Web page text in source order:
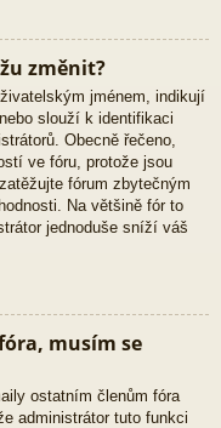
změnit?
jménem, indikují
slouží k identifikaci
Obecně řečeno,
ve fóru, protože jsou
fórum zbytečným
Na většině fór to
jednoduše sníží váš
musím se
ostatním členům fóra
administrátor tuto funkci